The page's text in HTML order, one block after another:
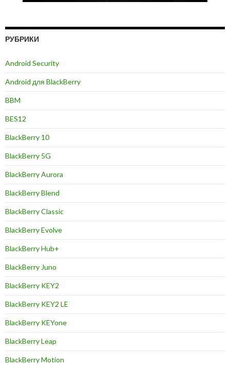
РУБРИКИ
Android Security
Android для BlackBerry
BBM
BES12
BlackBerry 10
BlackBerry 5G
BlackBerry Aurora
BlackBerry Blend
BlackBerry Classic
BlackBerry Evolve
BlackBerry Hub+
BlackBerry Juno
BlackBerry KEY2
BlackBerry KEY2 LE
BlackBerry KEYone
BlackBerry Leap
BlackBerry Motion